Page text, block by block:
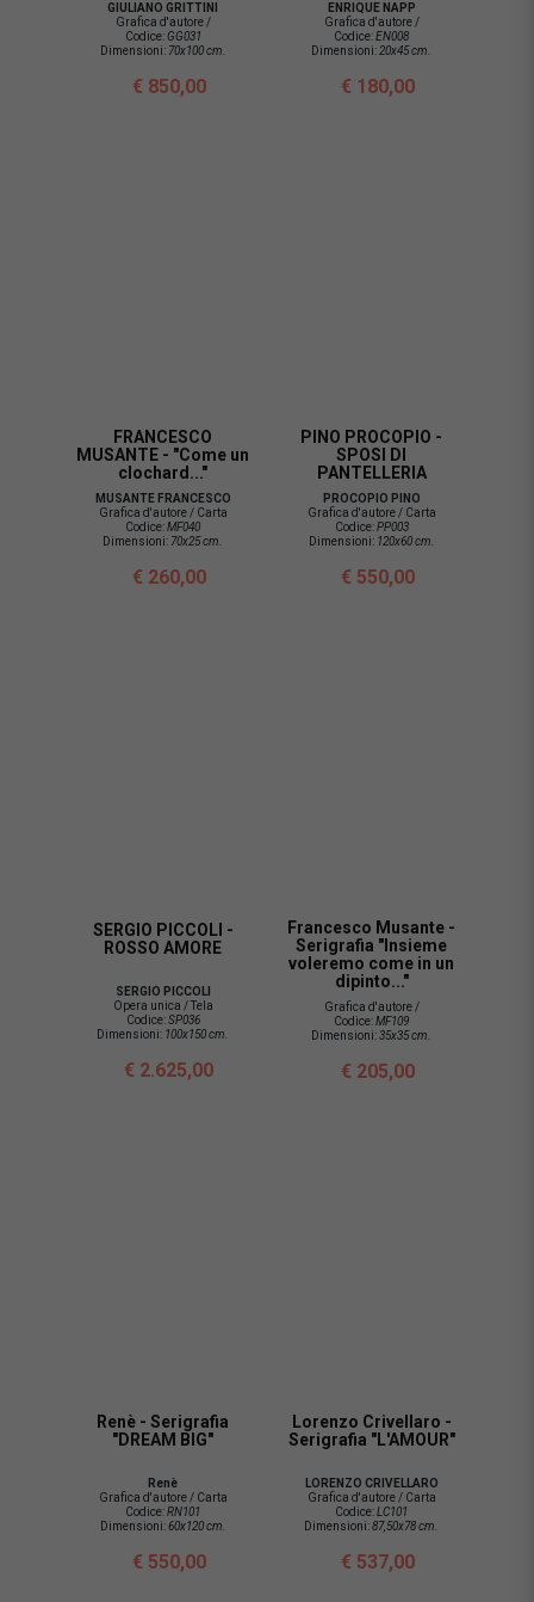
GIULIANO GRITTINI
Grafica d'autore /
Codice:GG031
Dimensioni: 70x100 cm.
€ 850,00
ENRIQUE NAPP
Grafica d'autore /
Codice:EN008
Dimensioni: 20x45 cm.
€ 180,00
FRANCESCO
MUSANTE - "Come un
clochard..."
MUSANTE FRANCESCO
Grafica d'autore / Carta
Codice:MF040
Dimensioni: 70x25 cm.
€ 260,00
PINO PROCOPIO -
SPOSI DI
PANTELLERIA
PROCOPIO PINO
Grafica d'autore / Carta
Codice:PP003
Dimensioni: 120x60 cm.
€ 550,00
SERGIO PICCOLI -
ROSSO AMORE
SERGIO PICCOLI
Opera unica / Tela
Codice:SP036
Dimensioni: 100x150 cm.
€ 2.625,00
Francesco Musante -
Serigrafia "Insieme
voleremo come in un
dipinto..."
Grafica d'autore /
Codice:MF109
Dimensioni:35x35 cm.
€ 205,00
Renè - Serigrafia
"DREAM BIG"
Renè
Grafica d'autore / Carta
Codice:RN101
Dimensioni:60x120 cm.
€ 550,00
Lorenzo Crivellaro -
Serigrafia "L'AMOUR"
LORENZO CRIVELLARO
Grafica d'autore / Carta
Codice:LC101
Dimensioni:87,50x78 cm.
€ 537,00